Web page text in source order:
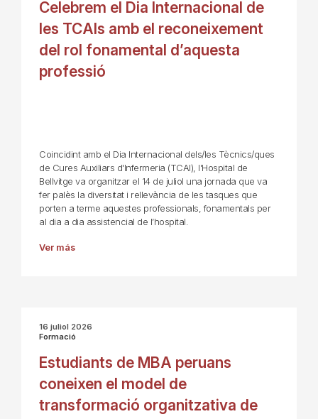
Celebrem el Dia Internacional de
les TCAIs amb el reconeixement
del rol fonamental d’aquesta
professió
Coincidint amb el Dia Internacional dels/les Tècnics/ques
de Cures Auxiliars d'Infermeria (TCAI), l'Hospital de
Bellvitge va organitzar el 14 de juliol una jornada que va
fer palès la diversitat i rellevància de les tasques que
porten a terme aquestes professionals, fonamentals per
al dia a dia assistencial de l’hospital.
Ver más
16 juliol 2026
Formació
Estudiants de MBA peruans
coneixen el model de
transformació organitzativa de